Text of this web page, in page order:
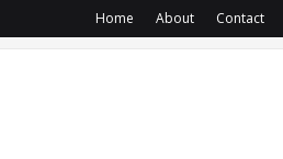
Home About Contact